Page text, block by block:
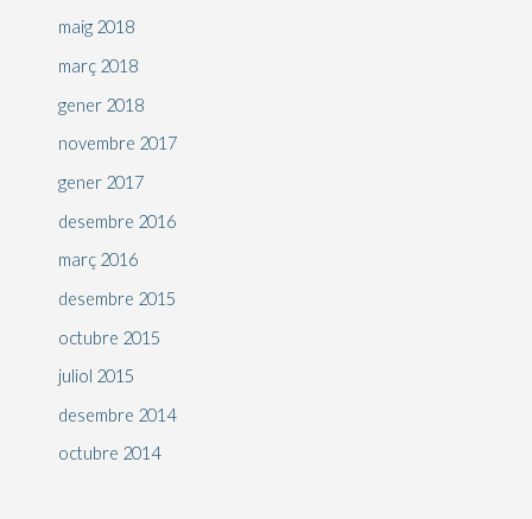
maig 2018
març 2018
gener 2018
novembre 2017
gener 2017
desembre 2016
març 2016
desembre 2015
octubre 2015
juliol 2015
desembre 2014
octubre 2014